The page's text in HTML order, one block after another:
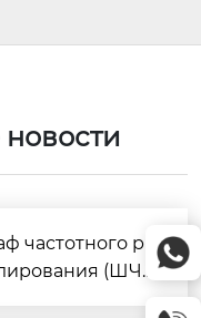
частотного р
(ШЧ